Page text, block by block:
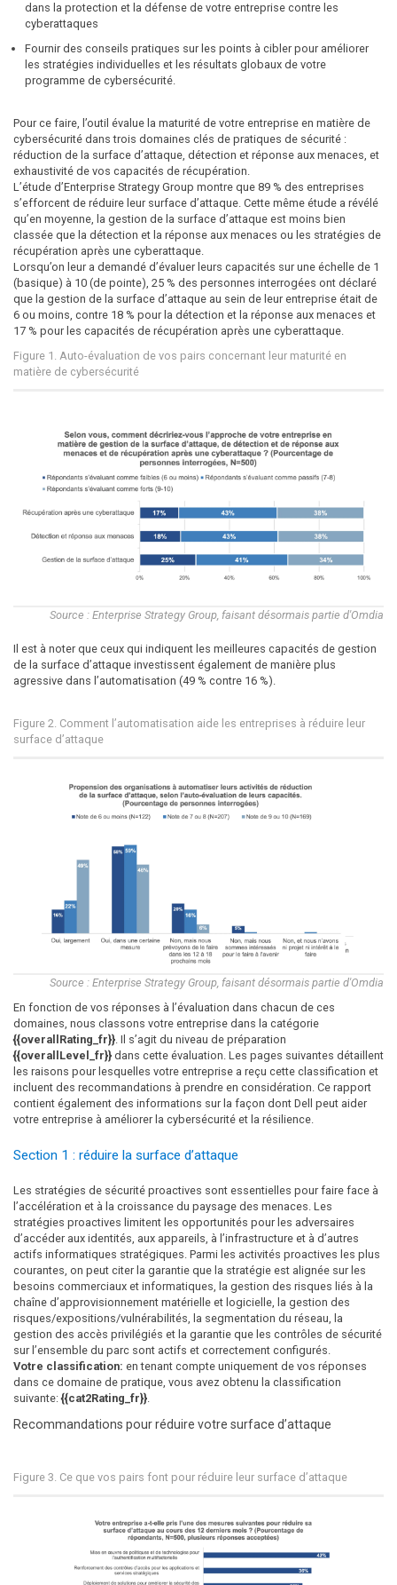
dans la protection et la défense de votre entreprise contre les
cyberattaques
Fournir des conseils pratiques sur les points à cibler pour améliorer
les stratégies individuelles et les résultats globaux de votre
programme de cybersécurité.
Pour ce faire, l’outil évalue la maturité de votre entreprise en matière de
cybersécurité dans trois domaines clés de pratiques de sécurité :
réduction de la surface d’attaque, détection et réponse aux menaces, et
exhaustivité de vos capacités de récupération.
L’étude d’Enterprise Strategy Group montre que 89 % des entreprises
s’efforcent de réduire leur surface d’attaque. Cette même étude a révélé
qu’en moyenne, la gestion de la surface d’attaque est moins bien
classée que la détection et la réponse aux menaces ou les stratégies de
récupération après une cyberattaque.
Lorsqu’on leur a demandé d’évaluer leurs capacités sur une échelle de 1
(basique) à 10 (de pointe), 25 % des personnes interrogées ont déclaré
que la gestion de la surface d’attaque au sein de leur entreprise était de
6 ou moins, contre 18 % pour la détection et la réponse aux menaces et
17 % pour les capacités de récupération après une cyberattaque.
Figure 1. Auto-évaluation de vos pairs concernant leur maturité en
matière de cybersécurité
Source : Enterprise Strategy Group, faisant désormais partie d'Omdia
Il est à noter que ceux qui indiquent les meilleures capacités de gestion
de la surface d’attaque investissent également de manière plus
agressive dans l’automatisation (49 % contre 16 %).
Figure 2. Comment l’automatisation aide les entreprises à réduire leur
surface d’attaque
Source : Enterprise Strategy Group, faisant désormais partie d'Omdia
En fonction de vos réponses à l’évaluation dans chacun de ces
domaines, nous classons votre entreprise dans la catégorie
{{overallRating_fr}}. Il s’agit du niveau de préparation
{{overallLevel_fr}} dans cette évaluation. Les pages suivantes détaillent
les raisons pour lesquelles votre entreprise a reçu cette classification et
incluent des recommandations à prendre en considération. Ce rapport
contient également des informations sur la façon dont Dell peut aider
votre entreprise à améliorer la cybersécurité et la résilience.
Section 1 : réduire la surface d’attaque
Les stratégies de sécurité proactives sont essentielles pour faire face à
l’accélération et à la croissance du paysage des menaces. Les
stratégies proactives limitent les opportunités pour les adversaires
d’accéder aux identités, aux appareils, à l’infrastructure et à d’autres
actifs informatiques stratégiques. Parmi les activités proactives les plus
courantes, on peut citer la garantie que la stratégie est alignée sur les
besoins commerciaux et informatiques, la gestion des risques liés à la
chaîne d’approvisionnement matérielle et logicielle, la gestion des
risques/expositions/vulnérabilités, la segmentation du réseau, la
gestion des accès privilégiés et la garantie que les contrôles de sécurité
sur l’ensemble du parc sont actifs et correctement configurés.
Votre classification: en tenant compte uniquement de vos réponses
dans ce domaine de pratique, vous avez obtenu la classification
suivante:{{cat2Rating_fr}}.
Recommandations pour réduire votre surface d’attaque
Figure 3. Ce que vos pairs font pour réduire leur surface d’attaque